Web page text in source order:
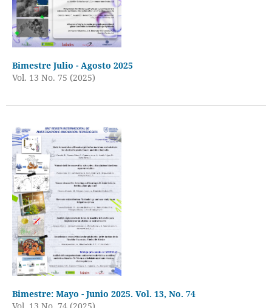
Bimestre Julio - Agosto 2025
Vol. 13 No. 75 (2025)
Bimestre: Mayo - Junio 2025. Vol. 13, No. 74